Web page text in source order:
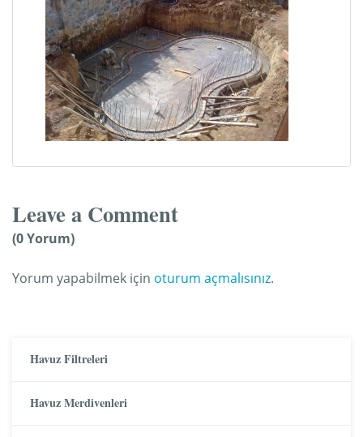
Leave a Comment
(0 Yorum)
Yorum yapabilmek için oturum açmalısınız.
Havuz Filtreleri
Havuz Merdivenleri